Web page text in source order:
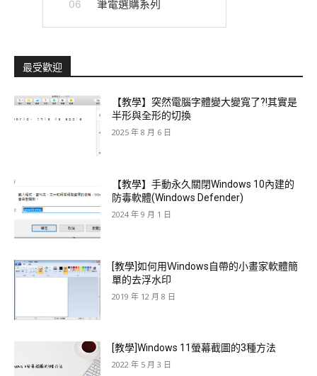
06 筆電選購系列
最受歡迎
【教學】突然電腦字體變大變寬了?!其實是
半形與全形的切換
2025 年 8 月 6 日
【教學】手動永久關閉Windows 10內建的
防毒軟體(Windows Defender)
2024 年 9 月 1 日
[教學]如何用Ｗindows自帶的小畫家軟體簡
單的去浮水印
2019 年 12 月 8 日
[教學]Windows 11螢幕截圖的3種方法
2022 年 5 月 3 日